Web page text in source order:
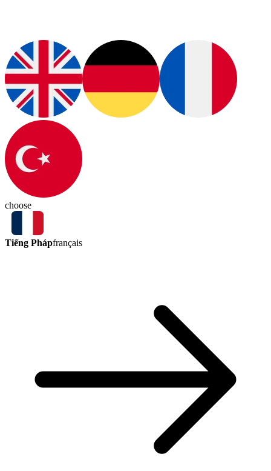
choose
Tiếng Phápfrançais